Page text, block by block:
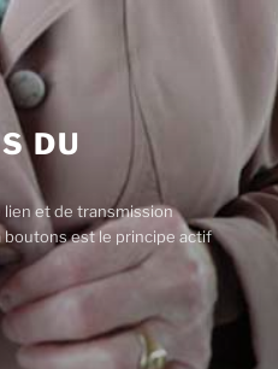
DU
et de transmission
est le principe actif